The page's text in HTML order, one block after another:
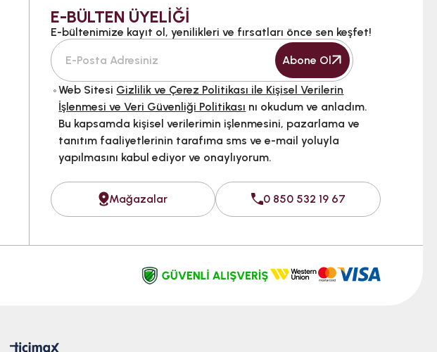
E-BÜLTEN ÜYELİĞİ
E-bültenimize kayıt ol, yenilikleri ve fırsatları önce sen keşfet!
Abone Ol
Web Sitesi Gizlilik ve Çerez Politikası ile Kişisel Verilerin
İşlenmesi ve Veri Güvenliği Politikası nı okudum ve anladım.
Bu kapsamda kişisel verilerimin işlenmesini, pazarlama ve
tanıtım faaliyetlerinin tarafıma sms ve e-mail yoluyla
yapılmasını kabul ediyor ve onaylıyorum.
Mağazalar 0 850 532 19 67